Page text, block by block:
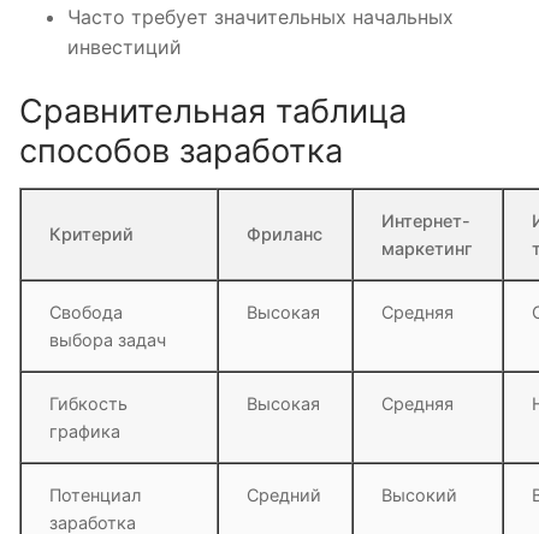
Часто требует значительных начальных
инвестиций
Сравнительная таблица
способов заработка
Критерий Фриланс
Интернет-
маркетинг
Свобода
выбора задач
Высокая Средняя
Гибкость
графика
Высокая Средняя
Потенциал
заработка
Средний Высокий